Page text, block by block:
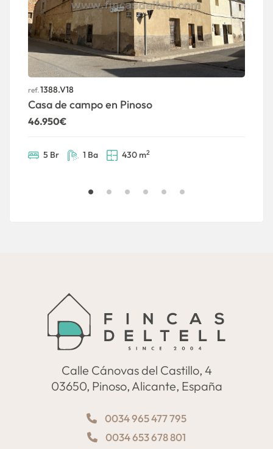
ref.1388.V18
Casa de campo en Pinoso
46.950€
5 Br 1 Ba 430 m2
Calle Cánovas del Castillo, 4
03650, Pinoso, Alicante, España
0034 965 477 795
0034 653 678 801